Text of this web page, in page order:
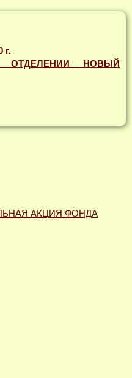
г.
ОТДЕЛЕНИИ НОВЫЙ
АКЦИЯ ФОНДА